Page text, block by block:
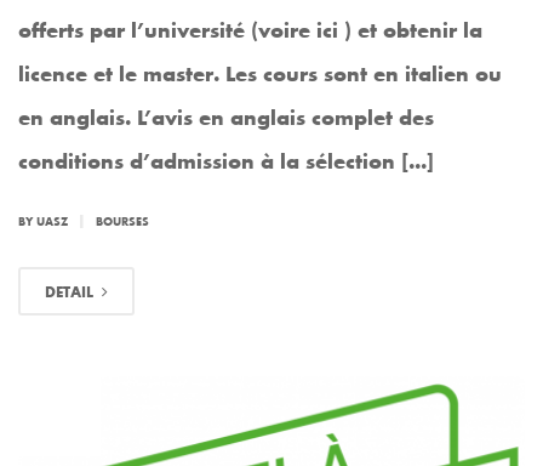
offerts par l’université (voire ici ) et obtenir la
licence et le master. Les cours sont en italien ou
en anglais. L’avis en anglais complet des
conditions d’admission à la sélection [...]
BYUASZ BOURSES
DETAIL